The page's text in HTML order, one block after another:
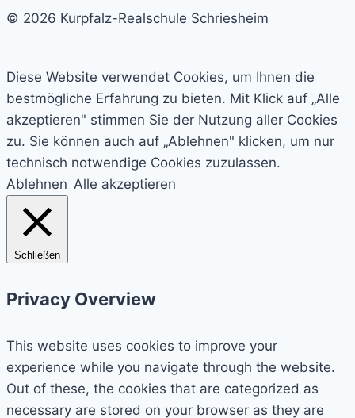
© 2026 Kurpfalz-Realschule Schriesheim
Diese Website verwendet Cookies, um Ihnen die
bestmögliche Erfahrung zu bieten. Mit Klick auf „Alle
akzeptieren" stimmen Sie der Nutzung aller Cookies
zu. Sie können auch auf „Ablehnen" klicken, um nur
technisch notwendige Cookies zuzulassen.
Ablehnen Alle akzeptieren
Schließen
Privacy Overview
This website uses cookies to improve your
experience while you navigate through the website.
Out of these, the cookies that are categorized as
necessary are stored on your browser as they are